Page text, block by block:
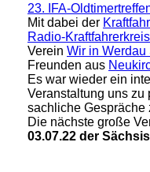
23. IFA-
Mit dabei der
Radio-
Verein Wir in Werdau
Freunden aus
Es war wieder ein
Veranstaltung uns zu
sachliche Gespräche
Die nächste große
03.07.22 der